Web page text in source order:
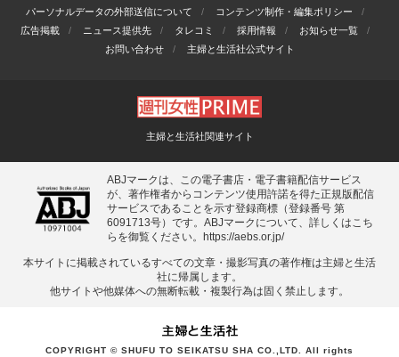
パーソナルデータの外部送信について
コンテンツ制作・編集ポリシー
広告掲載
ニュース提供先 タレコミ 採用情報
お知らせ一覧
お問い合わせ
主婦と生活社公式サイト
主婦と生活社関連サイト
ABJマークは、この電子書店・電子書籍配信サービス
が、著作権者からコンテンツ使用許諾を得た正規版配信
サービスであることを示す登録商標（登録番号 第
6091713号）です。ABJマークについて、詳しくはこち
らを御覧ください。
https://aebs.or.jp/
本サイトに掲載されているすべての⽂章・撮影写真の著作権は主婦と⽣活
社に帰属します。
他サイトや他媒体への無断転載・複製⾏為は固く禁⽌します。
COPYRIGHT © SHUFU TO SEIKATSU SHA CO.,LTD. All rights